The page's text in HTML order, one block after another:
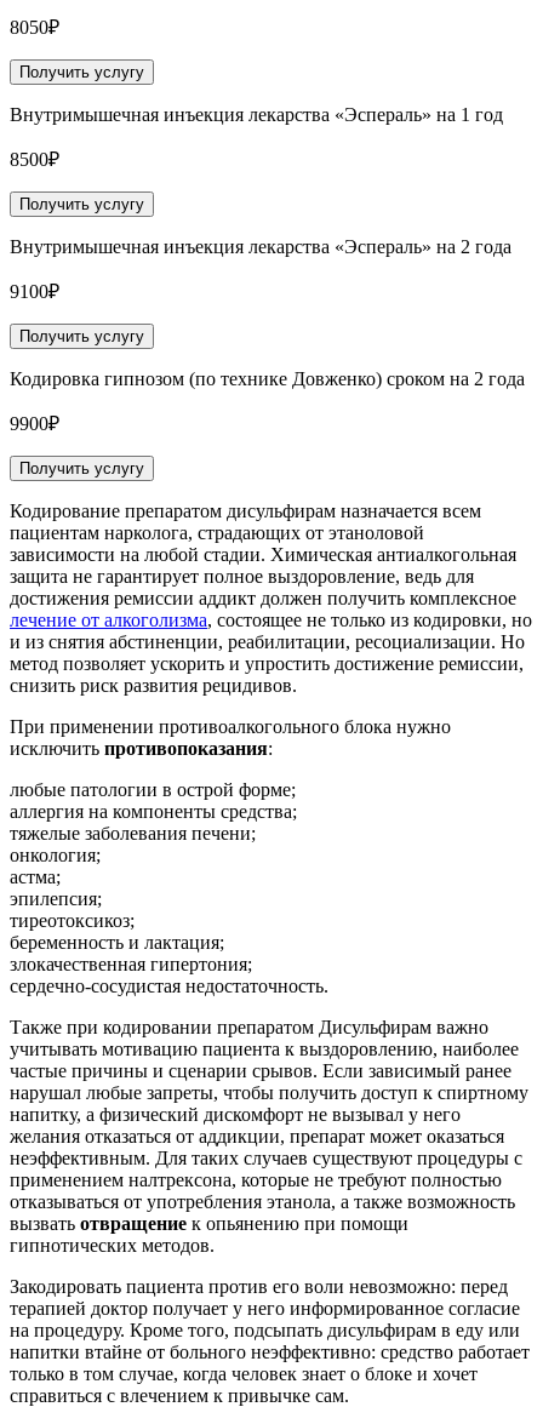
8050₽
Получить услугу
Внутримышечная инъекция лекарства «Эспераль» на 1 год
8500₽
Получить услугу
Внутримышечная инъекция лекарства «Эспераль» на 2 года
9100₽
Получить услугу
Кодировка гипнозом (по технике Довженко) сроком на 2 года
9900₽
Получить услугу
Кодирование препаратом дисульфирам назначается всем
пациентам нарколога, страдающих от этаноловой
зависимости на любой стадии. Химическая антиалкогольная
защита не гарантирует полное выздоровление, ведь для
достижения ремиссии аддикт должен получить комплексное
лечение от алкоголизма, состоящее не только из кодировки, но
и из снятия абстиненции, реабилитации, ресоциализации. Но
метод позволяет ускорить и упростить достижение ремиссии,
снизить риск развития рецидивов.
При применении противоалкогольного блока нужно
исключить противопоказания:
любые патологии в острой форме;
аллергия на компоненты средства;
тяжелые заболевания печени;
онкология;
астма;
эпилепсия;
тиреотоксикоз;
беременность и лактация;
злокачественная гипертония;
сердечно-сосудистая недостаточность.
Также при кодировании препаратом Дисульфирам важно
учитывать мотивацию пациента к выздоровлению, наиболее
частые причины и сценарии срывов. Если зависимый ранее
нарушал любые запреты, чтобы получить доступ к спиртному
напитку, а физический дискомфорт не вызывал у него
желания отказаться от аддикции, препарат может оказаться
неэффективным. Для таких случаев существуют процедуры с
применением налтрексона, которые не требуют полностью
отказываться от употребления этанола, а также возможность
вызвать отвращение к опьянению при помощи
гипнотических методов.
Закодировать пациента против его воли невозможно: перед
терапией доктор получает у него информированное согласие
на процедуру. Кроме того, подсыпать дисульфирам в еду или
напитки втайне от больного неэффективно: средство работает
только в том случае, когда человек знает о блоке и хочет
справиться с влечением к привычке сам.